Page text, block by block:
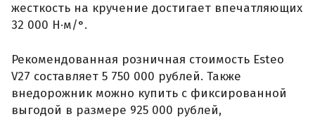
жесткость на кручение достигает впечатляющих
32 000 Н·м/°.
Рекомендованная розничная стоимость Esteo
V27 составляет 5 750 000 рублей. Также
внедорожник можно купить с фиксированной
выгодой в размере 925 000 рублей,